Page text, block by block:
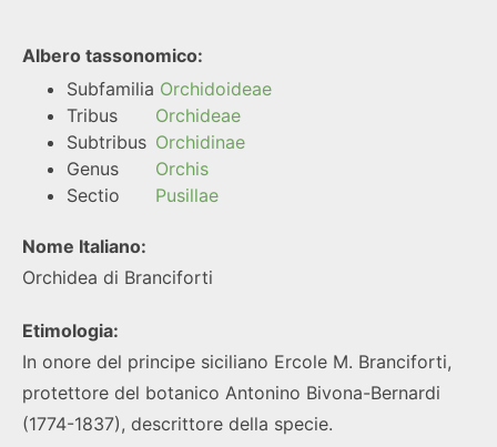
Albero tassonomico:
Subfamilia Orchidoideae
Tribus
Orchideae
Subtribus Orchidinae
Genus
Orchis
Sectio
Pusillae
Nome Italiano:
Orchidea di Branciforti
Etimologia:
In onore del principe siciliano Ercole M. Branciforti,
protettore del botanico Antonino Bivona-Bernardi
(1774-1837), descrittore della specie.